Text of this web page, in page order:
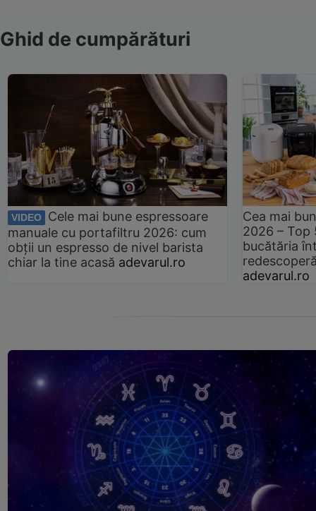
Ghid de cumpărături
VIDEO
Cele mai bune espressoare
manuale cu portafiltru 2026: cum
obții un espresso de nivel barista
chiar la tine acasă adevarul.ro
Cea mai
2026 –
bucătăria
adevarul.ro